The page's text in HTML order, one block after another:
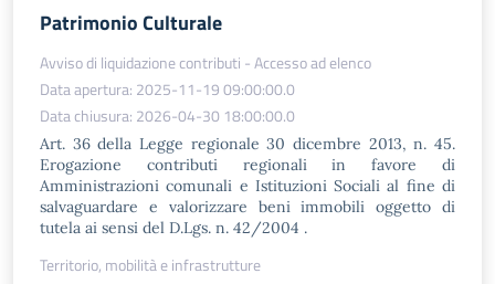
Patrimonio Culturale
Avviso di liquidazione contributi - Accesso ad elenco
Data apertura: 2025-11-19 09:00:00.0
Data chiusura: 2026-04-30 18:00:00.0
Art. 36 della Legge regionale 30 dicembre 2013, n. 45.
Erogazione contributi regionali in favore di
Amministrazioni comunali e Istituzioni Sociali al fine di
salvaguardare e valorizzare beni immobili oggetto di
tutela ai sensi del D.Lgs. n. 42/2004 .
Territorio, mobilità e infrastrutture